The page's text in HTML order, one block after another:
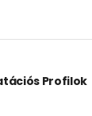
Profilok